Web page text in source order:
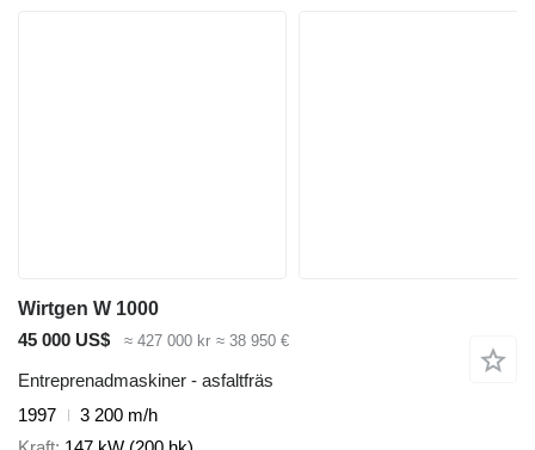
Wirtgen W 1000
45 000 US$
≈ 427 000 kr ≈ 38 950 €
Entreprenadmaskiner - asfaltfräs
1997
3 200 m/h